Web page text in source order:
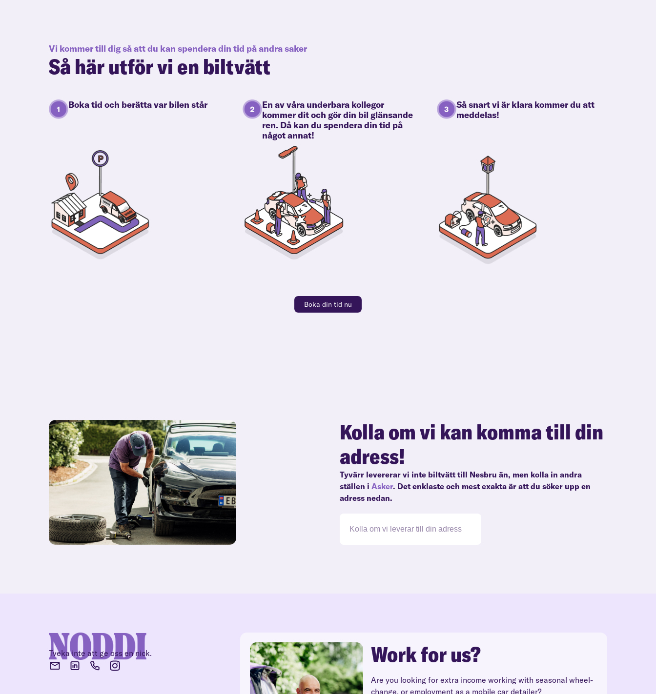
Vi kommer till dig så att du kan spendera din tid på andra saker
Så här utför vi en biltvätt
Boka tid och berätta var bilen står
En av våra underbara kollegor
kommer dit och gör din bil glänsande
ren. Då kan du spendera din tid på
något annat!
Så snart vi är klara kommer du att
meddelas!
Boka din tid nu
Kolla om vi kan komma till din
adress!
Tyvärr levererar vi inte biltvätt till Nesbru än, men kolla in andra
ställen i Asker. Det enklaste och mest exakta är att du söker upp en
adress nedan.
Tveka inte att ge oss en nick. Work for us?
Are you looking for extra income working with seasonal wheel-
change, or employment as a mobile car detailer?